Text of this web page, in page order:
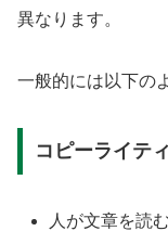
異なります。
一般的には以下の
コピーライテ
人が文章を読